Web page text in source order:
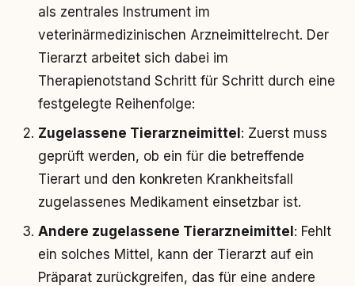
als zentrales Instrument im
veterinärmedizinischen Arzneimittelrecht. Der
Tierarzt arbeitet sich dabei im
Therapienotstand Schritt für Schritt durch eine
festgelegte Reihenfolge:
Zugelassene Tierarzneimittel : Zuerst muss
geprüft werden, ob ein für die betreffende
Tierart und den konkreten Krankheitsfall
zugelassenes Medikament einsetzbar ist.
Andere zugelassene Tierarzneimittel : Fehlt
ein solches Mittel, kann der Tierarzt auf ein
Präparat zurückgreifen, das für eine andere